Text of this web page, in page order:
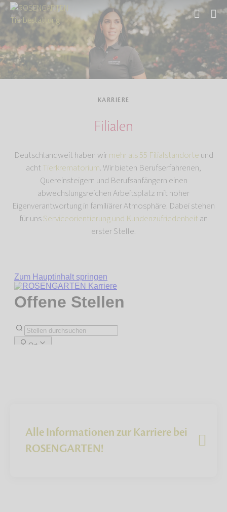
KARRIERE
Filialen
Deutschlandweit haben wirmehr als 55 Filialstandorte und
acht Tierkrematorium. Wir bieten Berufserfahrenen,
Quereinsteigern und Berufsanfängern einen
abwechslungsreichen Arbeitsplatz mit hoher
Eigenverantwortung in familiärer Atmosphäre. Dabei stehen
für unsServiceorientierung und Kundenzufriedenheit an
erster Stelle.
Alle Informationen zur Karriere bei
ROSENGARTEN!